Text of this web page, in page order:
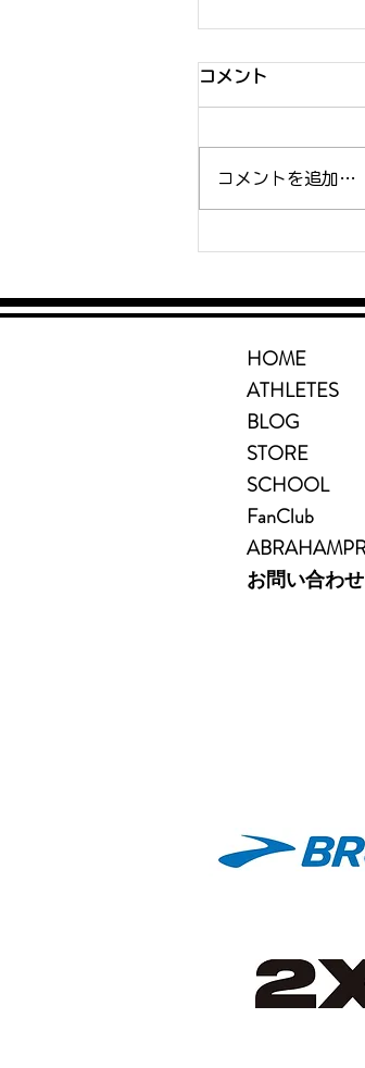
【特別告知】
TOKYO
ります。
コメント
コメントを追加…
HOME
ATHLETES
BLOG
STORE
SCHOOL
FanClub
お問い合わせ